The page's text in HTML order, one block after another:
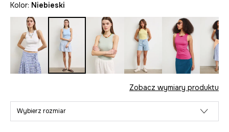
Kolor: niebieski
Zobacz wymiary produktu
Wybierz rozmiar